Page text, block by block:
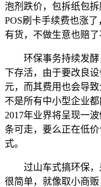
泡剂跌价，包拆纸包
POS刷卡手续费也涨
有货，不做生意也赔了
环保事务持续发酵
下存活，由于要改良
元，而其费用也会导
不是所有中小型企业
2017年业界将呈现一
条可走，要么正在低
式。
过山车式搞环保，
很简单，就像取小商